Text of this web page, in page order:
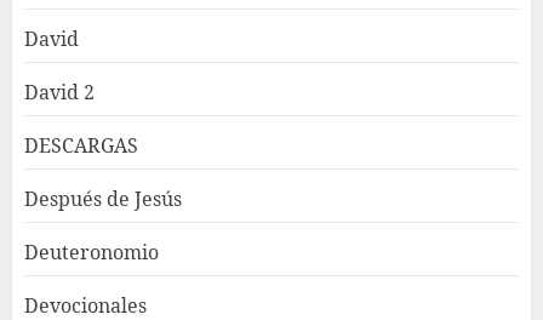
David
David 2
DESCARGAS
Después de Jesús
Deuteronomio
Devocionales